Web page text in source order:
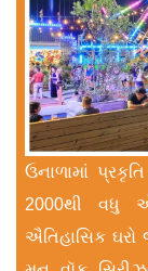
ઉનાળામાં
2000થી વધુ
ઐતિહાસિક